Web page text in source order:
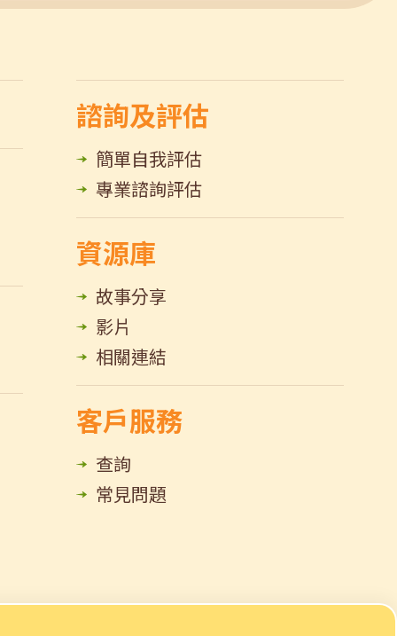
諮詢及評估
簡單自我評估
專業諮詢評估
資源庫
故事分享
影片
相關連結
客戶服務
查詢
常見問題